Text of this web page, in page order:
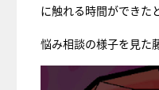
に触れる時間ができた
悩み相談の様子を見た